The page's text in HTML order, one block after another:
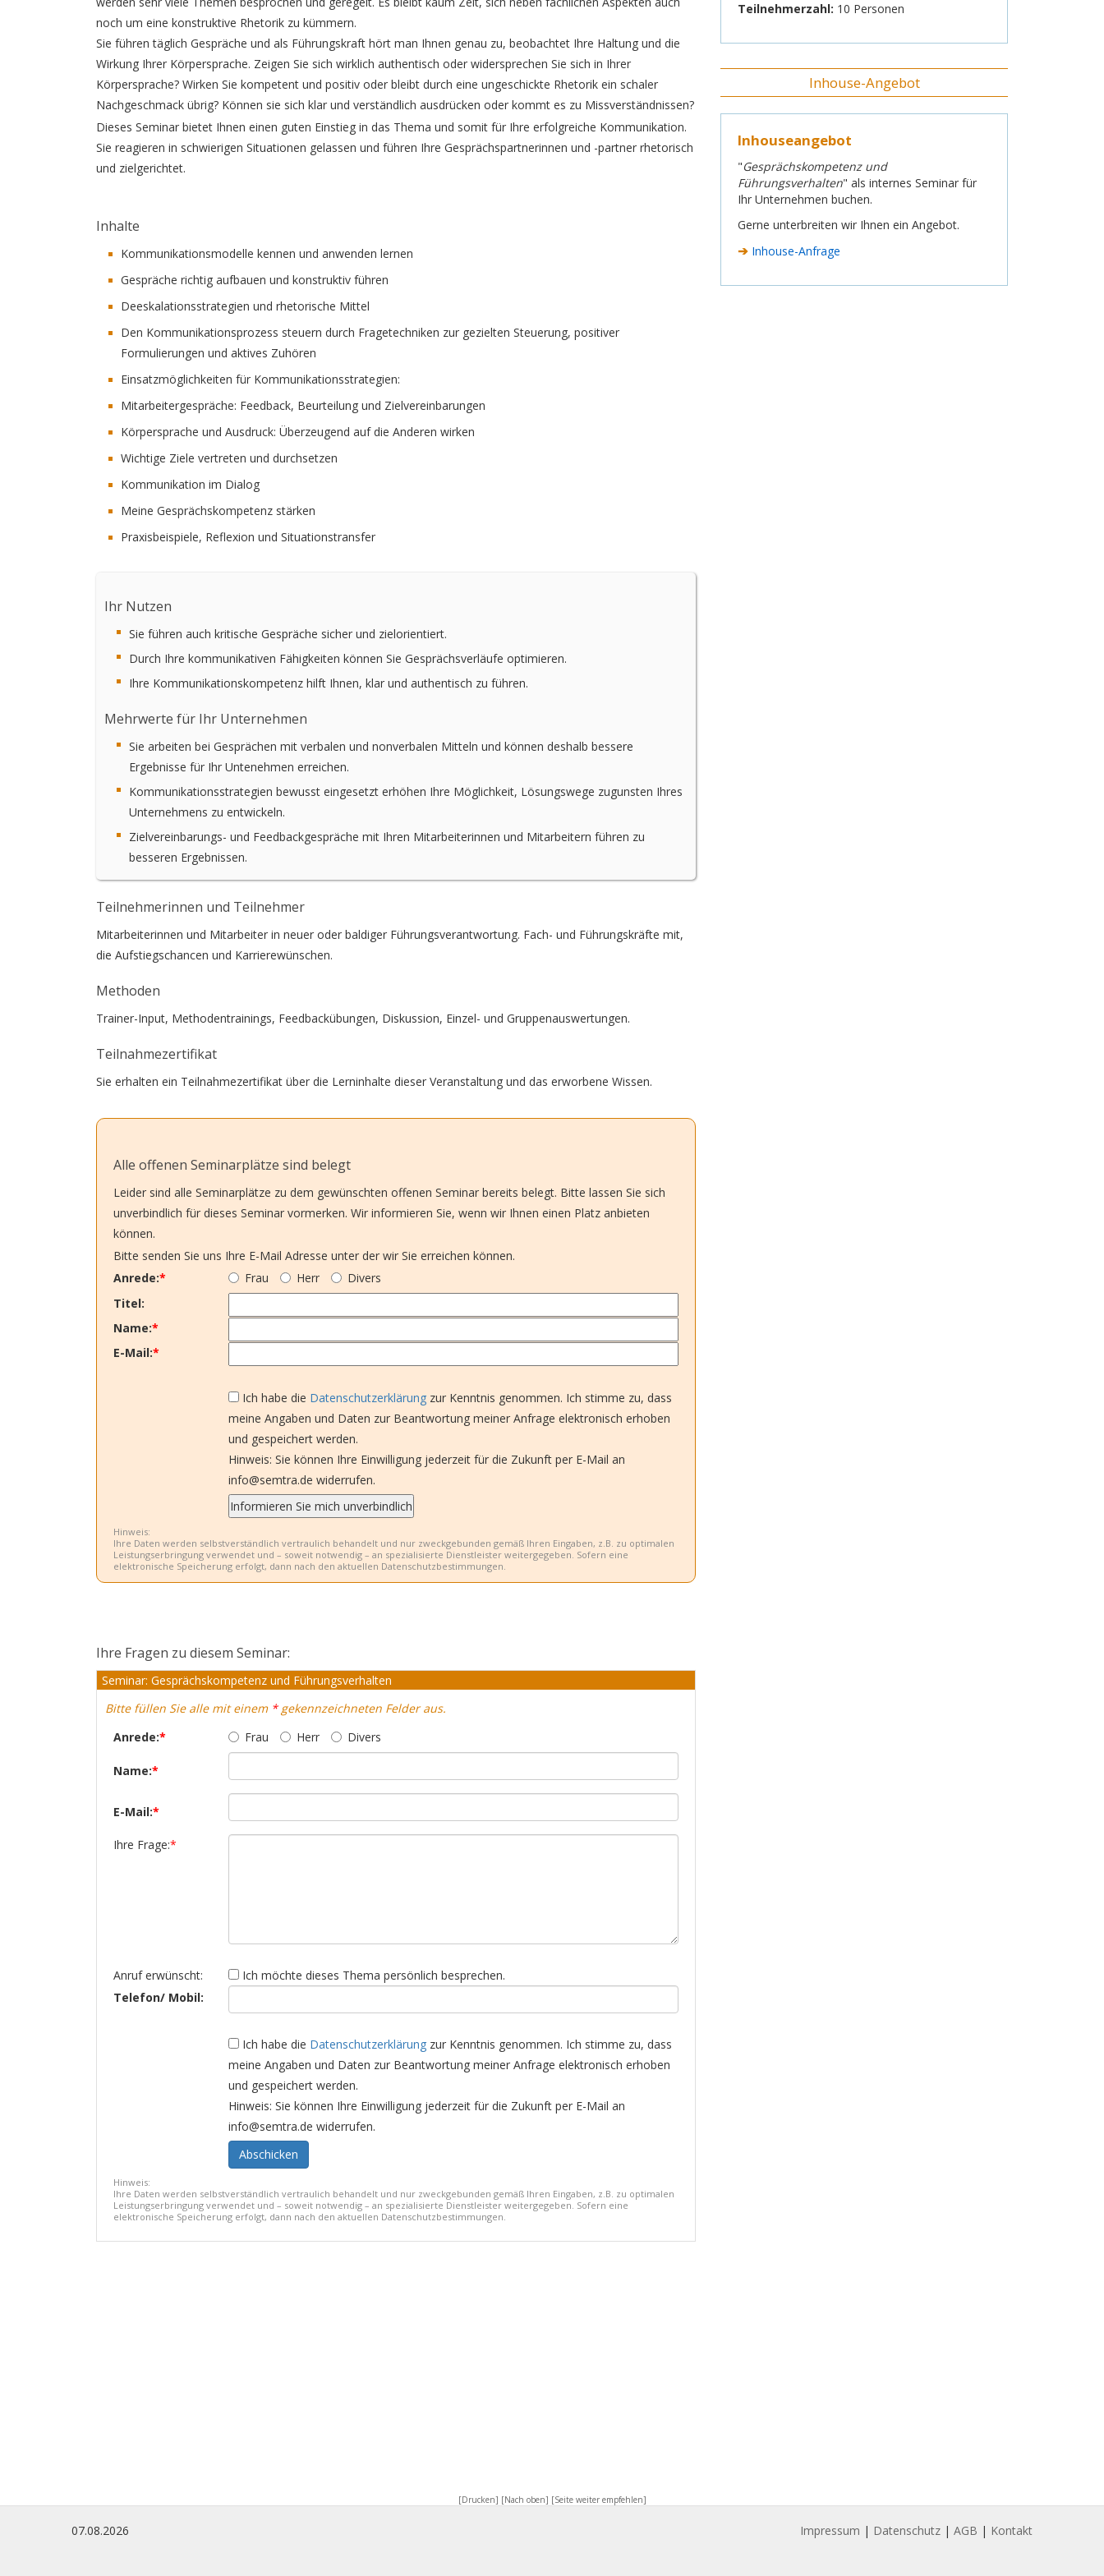
noch um eine konstruktive Rhetorik zu kümmern.
Sie führen täglich Gespräche und als Führungskraft hört man Ihnen genau zu, beobachtet Ihre Haltung und die
Wirkung Ihrer Körpersprache. Zeigen Sie sich wirklich authentisch oder widersprechen Sie sich in Ihrer
Körpersprache? Wirken Sie kompetent und positiv oder bleibt durch eine ungeschickte Rhetorik ein schaler
Nachgeschmack übrig? Können sie sich klar und verständlich ausdrücken oder kommt es zu Missverständnissen?
Dieses Seminar bietet Ihnen einen guten Einstieg in das Thema und somit für Ihre erfolgreiche Kommunikation.
Sie reagieren in schwierigen Situationen gelassen und führen Ihre Gesprächspartnerinnen und -partner rhetorisch
und zielgerichtet.
Inhalte
Kommunikationsmodelle kennen und anwenden lernen
Gespräche richtig aufbauen und konstruktiv führen
Deeskalationsstrategien und rhetorische Mittel
Den Kommunikationsprozess steuern durch Fragetechniken zur gezielten Steuerung, positiver
Formulierungen und aktives Zuhören
Einsatzmöglichkeiten für Kommunikationsstrategien:
Mitarbeitergespräche: Feedback, Beurteilung und Zielvereinbarungen
Körpersprache und Ausdruck: Überzeugend auf die Anderen wirken
Wichtige Ziele vertreten und durchsetzen
Kommunikation im Dialog
Meine Gesprächskompetenz stärken
Praxisbeispiele, Reflexion und Situationstransfer
Ihr Nutzen
Sie führen auch kritische Gespräche sicher und zielorientiert.
Durch Ihre kommunikativen Fähigkeiten können Sie Gesprächsverläufe optimieren.
Ihre Kommunikationskompetenz hilft Ihnen, klar und authentisch zu führen.
Mehrwerte für Ihr Unternehmen
Sie arbeiten bei Gesprächen mit verbalen und nonverbalen Mitteln und können deshalb bessere
Ergebnisse für Ihr Untenehmen erreichen.
Kommunikationsstrategien bewusst eingesetzt erhöhen Ihre Möglichkeit, Lösungswege zugunsten Ihres
Unternehmens zu entwickeln.
Zielvereinbarungs- und Feedbackgespräche mit Ihren Mitarbeiterinnen und Mitarbeitern führen zu
besseren Ergebnissen.
Teilnehmerinnen und Teilnehmer
Mitarbeiterinnen und Mitarbeiter in neuer oder baldiger Führungsverantwortung. Fach- und Führungskräfte mit,
die Aufstiegschancen und Karrierewünschen.
Methoden
Trainer-Input, Methodentrainings, Feedbackübungen, Diskussion, Einzel- und Gruppenauswertungen.
Teilnahmezertifikat
Sie erhalten ein Teilnahmezertifikat über die Lerninhalte dieser Veranstaltung und das erworbene Wissen.
Alle offenen Seminarplätze sind belegt
Leider sind alle Seminarplätze zu dem gewünschten offenen Seminar bereits belegt. Bitte lassen Sie sich
unverbindlich für dieses Seminar vormerken. Wir informieren Sie, wenn wir Ihnen einen Platz anbieten
können.
Bitte senden Sie uns Ihre E-Mail Adresse unter der wir Sie erreichen können.
Anrede:* Frau Herr
Divers
Titel:
Name:*
E-Mail:*
Ich habe die Datenschutzerklärung zur Kenntnis genommen. Ich stimme zu, dass
meine Angaben und Daten zur Beantwortung meiner Anfrage elektronisch erhoben
und gespeichert werden.
Hinweis: Sie können Ihre Einwilligung jederzeit für die Zukunft per E-Mail an
info@semtra.de widerrufen.
Hinweis:
Ihre Daten werden selbstverständlich vertraulich behandelt und nur zweckgebunden gemäß Ihren Eingaben, z.B. zu optimalen
Leistungserbringung verwendet und – soweit notwendig – an spezialisierte Dienstleister weitergegeben. Sofern eine
elektronische Speicherung erfolgt, dann nach den aktuellen Datenschutzbestimmungen.
Ihre Fragen zu diesem Seminar:
Seminar: Gesprächskompetenz und Führungsverhalten
Bitte füllen Sie alle mit einem *gekennzeichneten Felder aus.
Anrede:* Frau Herr Divers
Name:*
E-Mail:*
Ihre Frage:*
Anruf erwünscht:
Ich möchte dieses Thema persönlich besprechen.
Telefon/ Mobil:
Ich habe die Datenschutzerklärung zur Kenntnis genommen. Ich stimme zu, dass
meine Angaben und Daten zur Beantwortung meiner Anfrage elektronisch erhoben
und gespeichert werden.
Hinweis: Sie können Ihre Einwilligung jederzeit für die Zukunft per E-Mail an
info@semtra.de widerrufen.
Hinweis:
Ihre Daten werden selbstverständlich vertraulich behandelt und nur zweckgebunden gemäß Ihren Eingaben, z.B. zu optimalen
Leistungserbringung verwendet und – soweit notwendig – an spezialisierte Dienstleister weitergegeben. Sofern eine
elektronische Speicherung erfolgt, dann nach den aktuellen Datenschutzbestimmungen.
Teilnehmerzahl: 10 Personen
Inhouse-Angebot
Inhouseangebot
"Gesprächskompetenz und
Führungsverhalten" als internes Seminar für
Ihr Unternehmen buchen.
Gerne unterbreiten wir Ihnen ein Angebot.
➔ Inhouse-Anfrage
[Drucken] [Nach oben] [Seite weiter empfehlen]
07.08.2026 Impressum | Datenschutz | AGB | Kontakt